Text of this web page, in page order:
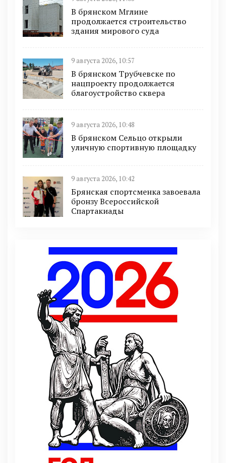
В брянском Мглине
продолжается строительство
здания мирового суда
9 августа 2026, 10:57
В брянском Трубчевске по
нацпроекту продолжается
благоустройство сквера
9 августа 2026, 10:48
В брянском Сельцо открыли
уличную спортивную площадку
9 августа 2026, 10:42
Брянская спортсменка завоевала
бронзу Всероссийской
Спартакиады